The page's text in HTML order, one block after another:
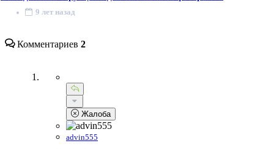
9 лет назад
Комментариев 2
Жалоба
advin555